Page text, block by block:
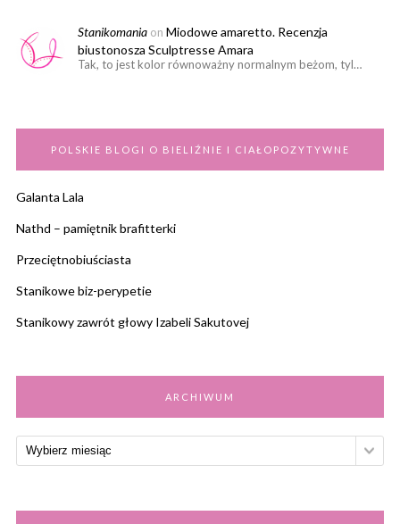
Stanikomania on Miodowe amaretto. Recenzja
biustonosza Sculptresse Amara
Tak, to jest kolor równoważny normalnym beżom, tyl…
POLSKIE BLOGI O BIELIŹNIE I CIAŁOPOZYTYWNE
Galanta Lala
Nathd – pamiętnik brafitterki
Przeciętnobiuściasta
Stanikowe biz-perypetie
Stanikowy zawrót głowy Izabeli Sakutovej
ARCHIWUM